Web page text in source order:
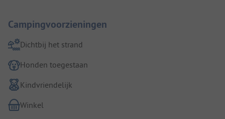
Campingvoorzieningen
Dichtbij het strand
Honden toegestaan
Kindvriendelijk
Winkel